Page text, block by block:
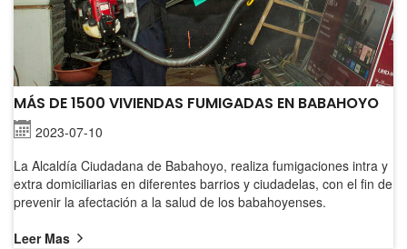
MÁS DE 1500 VIVIENDAS FUMIGADAS EN BABAHOYO
2023-07-10
La Alcaldía Ciudadana de Babahoyo, realiza fumigaciones intra y
extra domiciliarias en diferentes barrios y ciudadelas, con el fin de
prevenir la afectación a la salud de los babahoyenses.
Leer Mas